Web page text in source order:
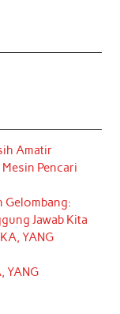
Amatir
Mesin Pencari
Gelombang:
Jawab Kita
YANG
YANG